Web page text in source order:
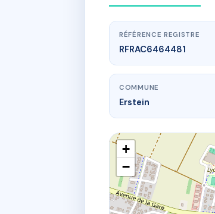
RÉFÉRENCE REGISTRE
RFRAC6464481
COMMUNE
Erstein
+
−